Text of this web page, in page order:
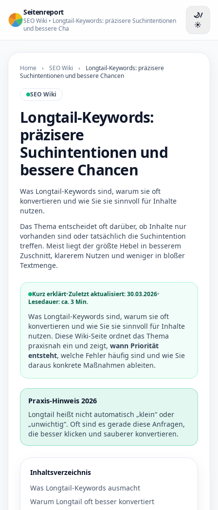
Seitenreport
SEO Wiki • Longtail-Keywords: präzisere Suchintentionen
und bessere Cha
🌙/
☀️
Home › SEO Wiki ›
Longtail-Keywords: präzisere
Suchintentionen und bessere Chancen
SEO Wiki
Longtail-Keywords:
präzisere
Suchintentionen und
bessere Chancen
Was Longtail-Keywords sind, warum sie oft
konvertieren und wie Sie sie sinnvoll für Inhalte
nutzen.
Das Thema entscheidet oft darüber, ob Inhalte nur
vorhanden sind oder tatsächlich die Suchintention
treffen. Meist liegt der größte Hebel in besserem
Zuschnitt, klarerem Nutzen und weniger in bloßer
Textmenge.
Kurz erklärt•Zuletzt aktualisiert: 30.03.2026•
Lesedauer: ca. 3 Min.
Was Longtail-Keywords sind, warum sie oft
konvertieren und wie Sie sie sinnvoll für Inhalte
nutzen. Diese Wiki-Seite ordnet das Thema
praxisnah ein und zeigt, wann Priorität
entsteht, welche Fehler häufig sind und wie Sie
daraus konkrete Maßnahmen ableiten.
Praxis-Hinweis 2026
Longtail heißt nicht automatisch „klein“ oder
„unwichtig“. Oft sind es gerade diese Anfragen,
die besser klicken und sauberer konvertieren.
Inhaltsverzeichnis
Was Longtail-Keywords ausmacht
Warum Longtail oft besser konvertiert